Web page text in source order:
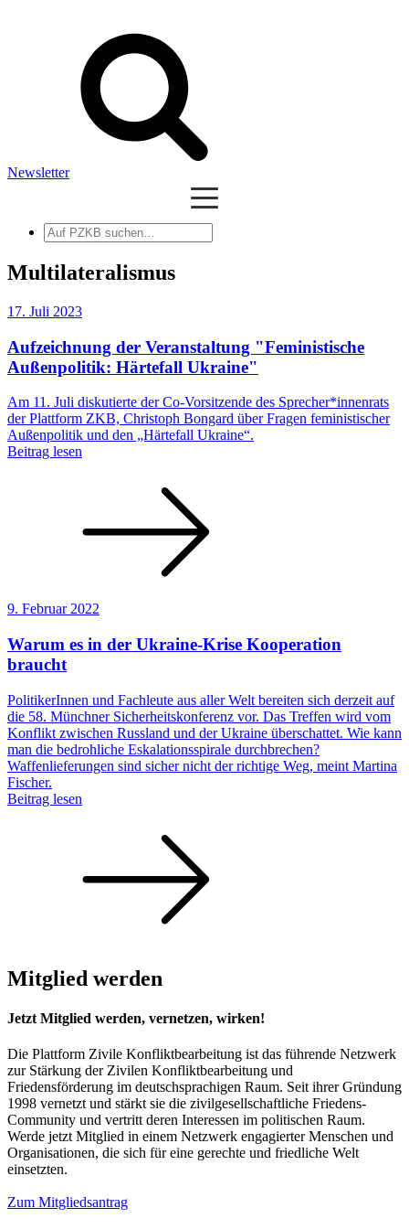
Newsletter
Auf
PZKB
suchen
Multilateralismus
17. Juli 2023
Aufzeichnung der Veranstaltung "Feministische
Außenpolitik: Härtefall Ukraine"
Am 11. Juli diskutierte der Co-Vorsitzende des Sprecher*innenrats
der Plattform ZKB, Christoph Bongard über Fragen feministischer
Außenpolitik und den „Härtefall Ukraine“.
Beitrag lesen
9. Februar 2022
Warum es in der Ukraine-Krise Kooperation
braucht
PolitikerInnen und Fachleute aus aller Welt bereiten sich derzeit auf
die 58. Münchner Sicherheitskonferenz vor. Das Treffen wird vom
Konflikt zwischen Russland und der Ukraine überschattet. Wie kann
man die bedrohliche Eskalationsspirale durchbrechen?
Waffenlieferungen sind sicher nicht der richtige Weg, meint Martina
Fischer.
Beitrag lesen
Mitglied werden
Jetzt Mitglied werden, vernetzen, wirken!
Die Plattform Zivile Konfliktbearbeitung ist das führende Netzwerk
zur Stärkung der Zivilen Konfliktbearbeitung und
Friedensförderung im deutschsprachigen Raum. Seit ihrer Gründung
1998 vernetzt und stärkt sie die zivilgesellschaftliche Friedens-
Community und vertritt deren Interessen im politischen Raum.
Werde jetzt Mitglied in einem Netzwerk engagierter Menschen und
Organisationen, die sich für eine gerechte und friedliche Welt
einsetzten.
Zum Mitgliedsantrag